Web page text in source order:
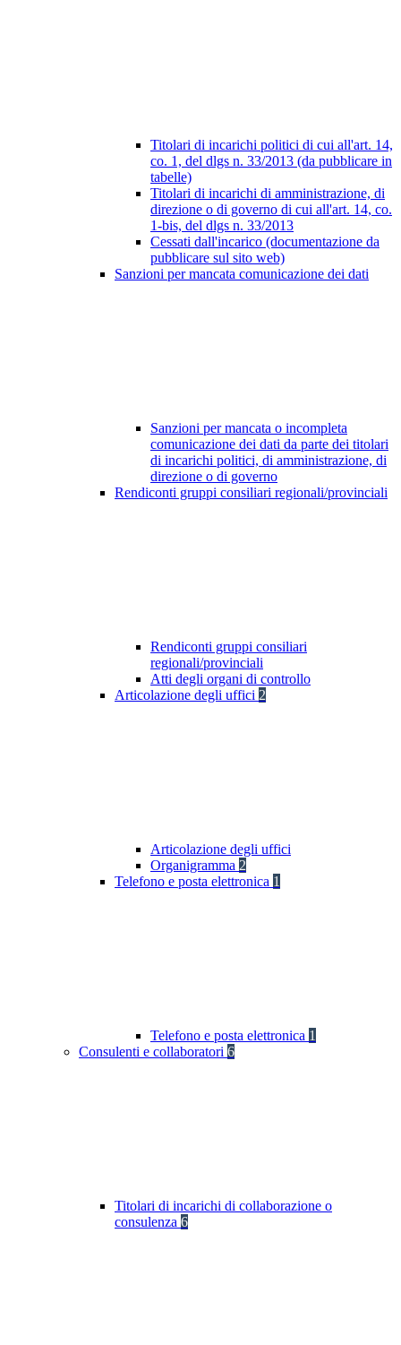
Titolari di incarichi politici di cui all'art. 14,
co. 1, del dlgs n. 33/2013 (da pubblicare in
tabelle)
Titolari di incarichi di amministrazione, di
direzione o di governo di cui all'art. 14, co.
1-bis, del dlgs n. 33/2013
Cessati dall'incarico (documentazione da
pubblicare sul sito web)
Sanzioni per mancata comunicazione dei dati
Sanzioni per mancata o incompleta
comunicazione dei dati da parte dei titolari
di incarichi politici, di amministrazione, di
direzione o di governo
Rendiconti gruppi consiliari regionali/provinciali
Rendiconti gruppi consiliari
regionali/provinciali
Atti degli organi di controllo
Articolazione degli uffici 2
Articolazione degli uffici
Organigramma 2
Telefono e posta elettronica 1
Telefono e posta elettronica 1
Consulenti e collaboratori 6
Titolari di incarichi di collaborazione o
consulenza 6